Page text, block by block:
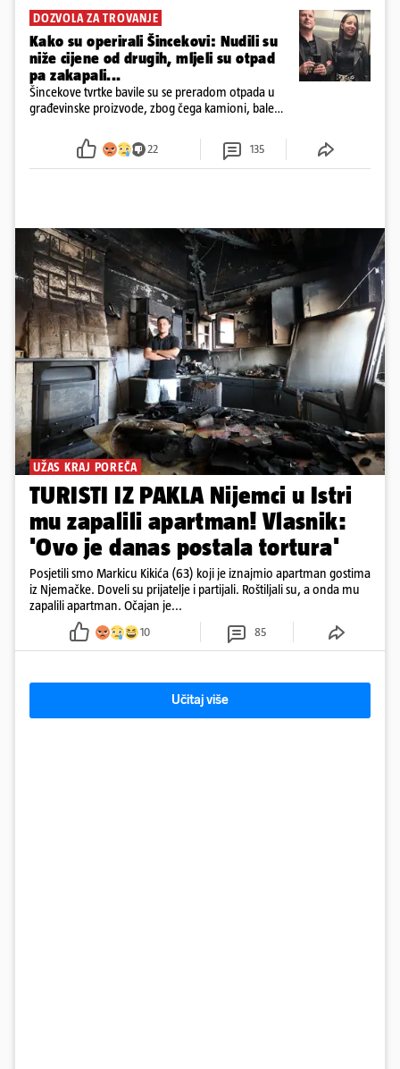
DOZVOLA ZA TROVANJE
Kako su operirali Šincekovi: Nudili su
niže cijene od drugih, mljeli su otpad
pa zakapali...
Šincekove tvrtke bavile su se preradom otpada u
građevinske proizvode, zbog čega kamioni, bale
22 135
UŽAS KRAJ POREČA
TURISTI IZ PAKLA Nijemci u Istri
mu zapalili apartman! Vlasnik:
'Ovo je danas postala tortura'
Posjetili smo Markicu Kikića (63) koji je iznajmio apartman gostima
iz Njemačke. Doveli su prijatelje i partijali. Roštiljali su, a onda mu
zapalili apartman. Očajan je...
10 85
Učitaj više